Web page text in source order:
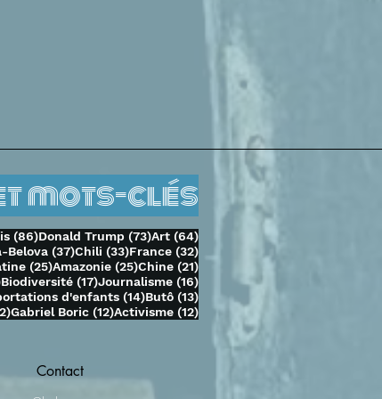
mots-clés
(86)86 posts
Donald Trump (73)73 posts
Art (64)64 posts
Belova (37)37 posts
Chili (33)33 posts
France (32)32 posts
(25)25 posts
Amazonie (25)25 posts
Chine (21)21 posts
17 posts
Biodiversité (17)17 posts
Journalisme (16)16 posts
d'enfants (14)14 posts
Butô (13)13 posts
12 posts
Gabriel Boric (12)12 posts
Activisme (12)12 posts
Contact